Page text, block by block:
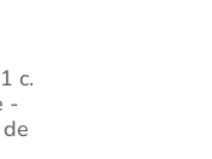
c.
-